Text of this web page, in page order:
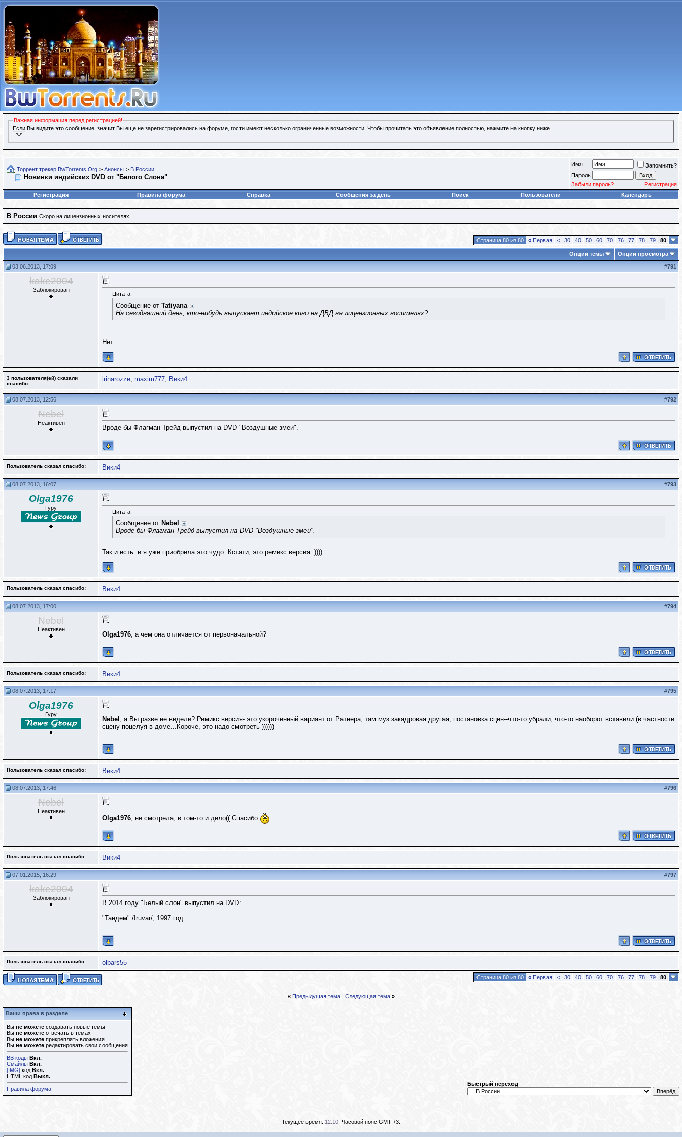
Важная информация перед регистрацией!
Если Вы видите это сообщение, значит Вы еще не зарегистрировались на форуме, гости имеют несколько ограниченные возможности. Чтобы прочитать это объявление полностью, нажмите на кнопку ниже
Торрент трекер BwTorrents.Org > Анонсы > В России
Новинки индийских DVD от "Белого Слона"
Имя
Запомнить?
Пароль
Забыли пароль?
Регистрация
Регистрация
Правила форума Справка Сообщения за день Поиск Пользователи Календарь
В России Скоро на лицензионных носителях
Страница 80 из 80 « Первая < 30 40 50 60 70 76 77 78 79 80
Опции темы Опции просмотра
03.06.2013, 17:09 #791
kake2004
Заблокирован
Цитата:
Сообщение от Tatiyana
На сегодняшний день, кто-нибудь выпускает индийское кино на ДВД на лицензионных носителях?
Нет..
3 пользователя(ей) сказали
cпасибо:
irinarozze, maxim777, Вики4
08.07.2013, 12:56 #792
Nebel
Неактивен
Вроде бы Флагман Трейд выпустил на DVD "Воздушные змеи".
Пользователь сказал cпасибо: Вики4
08.07.2013, 16:07 #793
Olga1976
Гуру
Цитата:
Сообщение от Nebel
Вроде бы Флагман Трейд выпустил на DVD "Воздушные змеи".
Так и есть..и я уже приобрела это чудо..Кстати, это ремикс версия..))))
Пользователь сказал cпасибо: Вики4
08.07.2013, 17:00 #794
Nebel
Неактивен
Olga1976, а чем она отличается от первоначальной?
Пользователь сказал cпасибо: Вики4
08.07.2013, 17:17 #795
Olga1976
Гуру
Nebel , а Вы разве не видели? Ремикс версия- это укороченный вариант от Ратнера, там муз.закадровая другая, постановка сцен--что-то убрали, что-то наоборот вставили (в частности
сцену поцелуя в доме...Короче, это надо смотреть ))))))
Пользователь сказал cпасибо: Вики4
08.07.2013, 17:46 #796
Nebel
Неактивен
Olga1976 , не смотрела, в том-то и дело(( Спасибо
Пользователь сказал cпасибо: Вики4
07.01.2015, 16:29 #797
kake2004
Заблокирован
В 2014 году "Белый слон" выпустил на DVD:
"Тандем" /Iruvar/, 1997 год.
Пользователь сказал cпасибо: olbars55
Страница 80 из 80 « Первая < 30 40 50 60 70 76 77 78 79 80
« Предыдущая тема| Следующая тема »
Ваши права в разделе
Вы не можете создавать новые темы
Вы не можете отвечать в темах
Вы не можете прикреплять вложения
Вы не можете редактировать свои сообщения
BB коды Вкл.
Смайлы Вкл.
[IMG] код Вкл.
HTML код Выкл.
Правила форума
Быстрый переход
Текущее время: 12:10 . Часовой пояс GMT +3.